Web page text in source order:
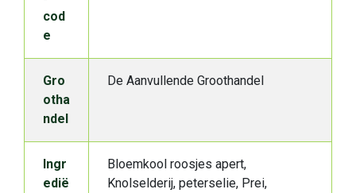
cod
e
Gro
otha
ndel
De Aanvullende Groothandel
Ingr
edië
Bloemkool roosjes apert,
Knolselderij, peterselie, Prei,